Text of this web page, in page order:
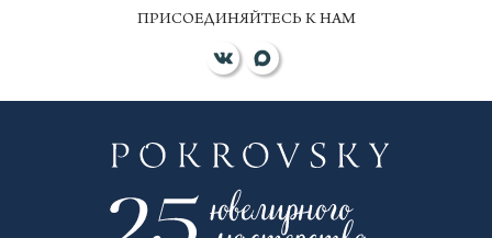
ПРИСОЕДИНЯЙТЕСЬ К НАМ